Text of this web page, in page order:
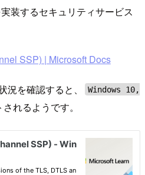
装するセキュリティサービス
SSP) | Microsoft Docs
を確認すると、
Windows 10,
れるようです。